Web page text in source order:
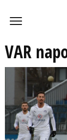
VAR